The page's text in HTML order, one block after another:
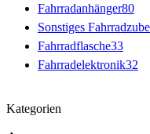
Fahrradanhänger80
Sonstiges
Fahrradflasche33
Fahrradelektronik32
Kategorien